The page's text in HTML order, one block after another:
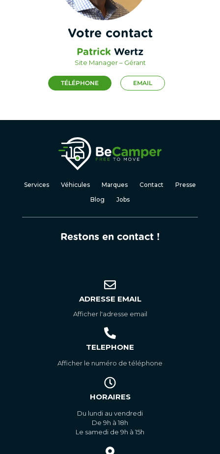
Votre contact
Patrick Wertz
Site Manager – Gérant
TÉLÉPHONE EMAIL
Services Véhicules Marques Contact
Presse
Blog
Jobs
Restons en contact !
ADRESSE EMAIL
Afficher l'adresse email
TELEPHONE
Afficher le numéro de téléphone
HORAIRES
Du lundi au vendredi
De 9h à 18h
Le samedi de 9h à 15h